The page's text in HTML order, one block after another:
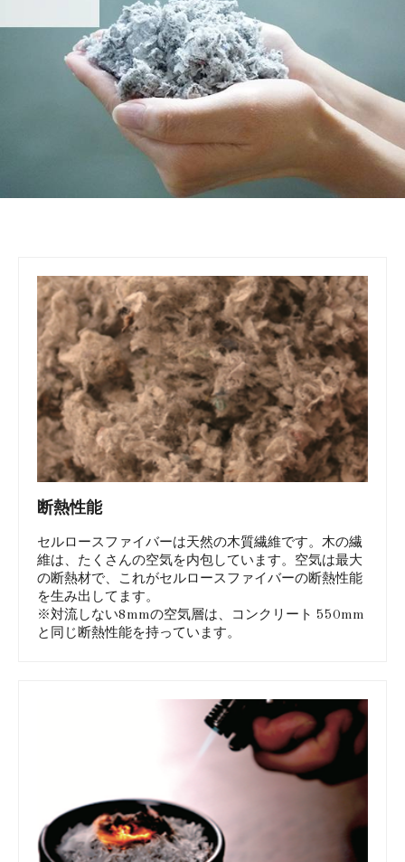
断熱性能
セルロースファイバーは天然の木質繊維です。木の繊
維は、たくさんの空気を内包しています。空気は最大
の断熱材で、これがセルロースファイバーの断熱性能
を生み出してます。
※対流しない8mmの空気層は、コンクリート 550mm
と同じ断熱性能を持っています。